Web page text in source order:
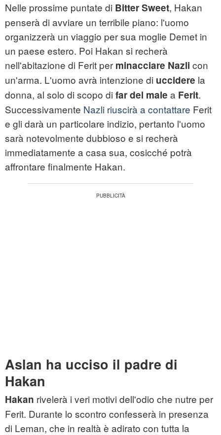
Nelle prossime puntate di Bitter Sweet, Hakan
penserà di avviare un terribile piano: l'uomo
organizzerà un viaggio per sua moglie Demet in
un paese estero. Poi Hakan si recherà
nell'abitazione di Ferit per minacciare Nazli con
un'arma. L'uomo avrà intenzione di uccidere la
donna, al solo di scopo di far del male a Ferit.
Successivamente Nazli riuscirà a contattare Ferit
e gli darà un particolare indizio, pertanto l'uomo
sarà notevolmente dubbioso e si recherà
immediatamente a casa sua, cosicché potrà
affrontare finalmente Hakan.
Aslan ha ucciso il padre di
Hakan
Hakan rivelerà i veri motivi dell'odio che nutre per
Ferit. Durante lo scontro confesserà in presenza
di Leman, che in realtà è adirato con tutta la